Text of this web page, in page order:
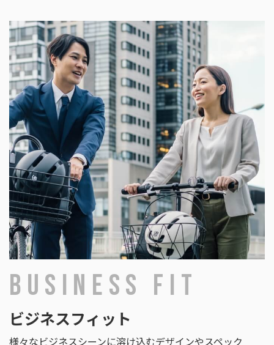
BUSINESS FIT
ビジネスフィット
様々なビジネスシーンに溶け込むデザインやスペック